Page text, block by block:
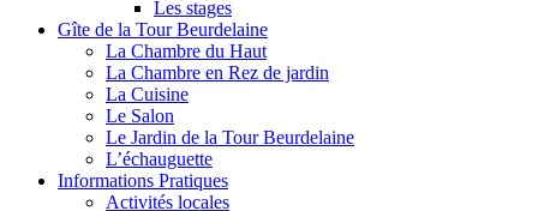
Les stages
Gîte de la Tour Beurdelaine
La Chambre du Haut
La Chambre en Rez de jardin
La Cuisine
Le Salon
Le Jardin de la Tour Beurdelaine
L’échauguette
Informations Pratiques
Activités locales